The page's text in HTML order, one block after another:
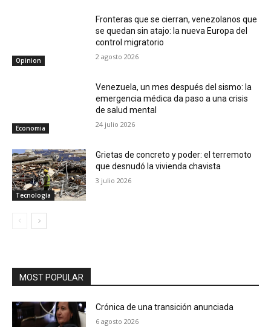
Opinion
Fronteras que se cierran, venezolanos que
se quedan sin atajo: la nueva Europa del
control migratorio
2 agosto 2026
Economia
Venezuela, un mes después del sismo: la
emergencia médica da paso a una crisis
de salud mental
24 julio 2026
Tecnología
Grietas de concreto y poder: el terremoto
que desnudó la vivienda chavista
3 julio 2026
MOST POPULAR
Crónica de una transición anunciada
6 agosto 2026